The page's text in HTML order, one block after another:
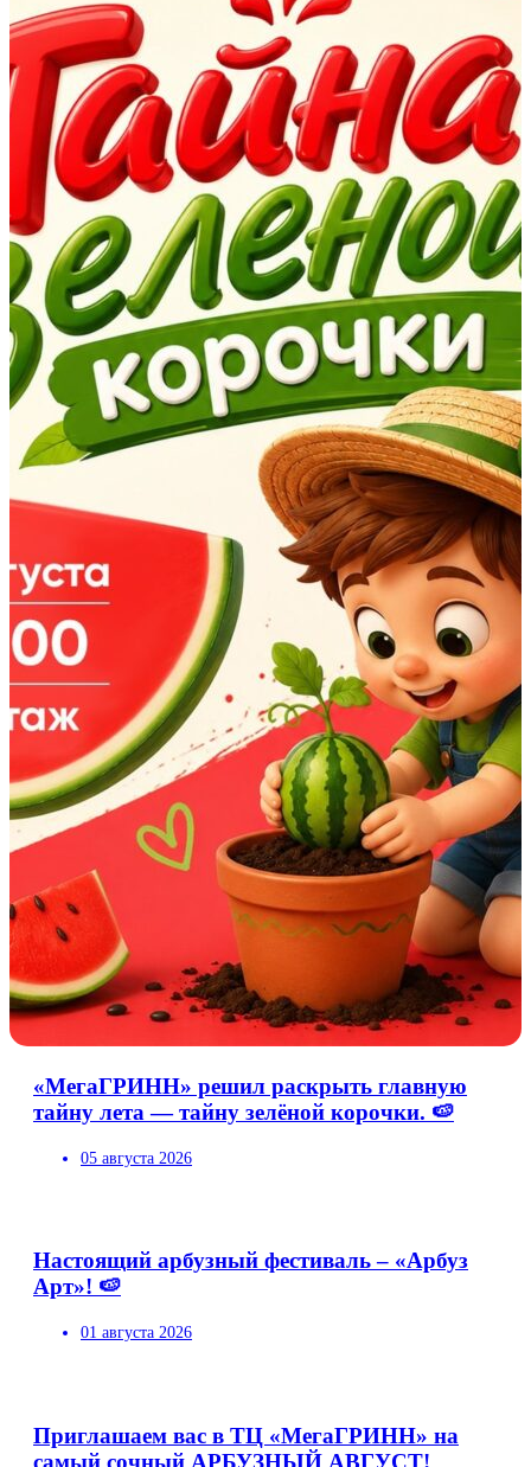
«МегаГРИНН» решил раскрыть главную
тайну лета — тайну зелёной корочки. 🍉
05 августа 2026
Настоящий арбузный фестиваль – «Арбуз
Арт»! 🍉
01 августа 2026
Приглашаем вас в ТЦ «МегаГРИНН» на
самый сочный АРБУЗНЫЙ АВГУСТ!